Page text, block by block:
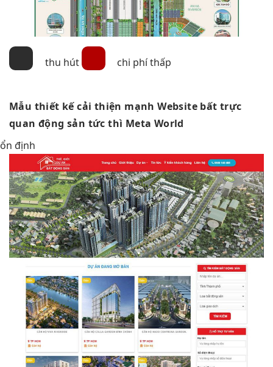
thu hút chi phí thấp
Mẫu thiết kếcải thiện mạnh Website bấttrực
quan động sản tức thì Meta World
ổn định